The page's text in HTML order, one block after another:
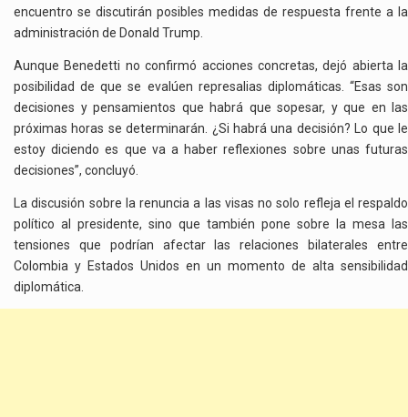
encuentro se discutirán posibles medidas de respuesta frente a la
administración de Donald Trump.
Aunque Benedetti no confirmó acciones concretas, dejó abierta la
posibilidad de que se evalúen represalias diplomáticas. “Esas son
decisiones y pensamientos que habrá que sopesar, y que en las
próximas horas se determinarán. ¿Si habrá una decisión? Lo que le
estoy diciendo es que va a haber reflexiones sobre unas futuras
decisiones”, concluyó.
La discusión sobre la renuncia a las visas no solo refleja el respaldo
político al presidente, sino que también pone sobre la mesa las
tensiones que podrían afectar las relaciones bilaterales entre
Colombia y Estados Unidos en un momento de alta sensibilidad
diplomática.